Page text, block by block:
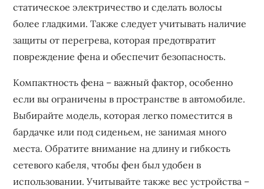
статическое электричество и сделать волосы
более гладкими. Также следует учитывать наличие
защиты от перегрева, которая предотвратит
повреждение фена и обеспечит безопасность.
Компактность фена – важный фактор, особенно
если вы ограничены в пространстве в автомобиле.
Выбирайте модель, которая легко поместится в
бардачке или под сиденьем, не занимая много
места. Обратите внимание на длину и гибкость
сетевого кабеля, чтобы фен был удобен в
использовании. Учитывайте также вес устройства –